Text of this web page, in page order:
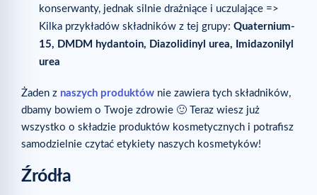
konserwanty, jednak silnie drażniące i uczulające =>
Kilka przykładów składników z tej grupy: Quaternium-
15, DMDM hydantoin, Diazolidinyl urea, Imidazonilyl
urea
Żaden z naszych produktów nie zawiera tych składników,
dbamy bowiem o Twoje zdrowie 🙂 Teraz wiesz już
wszystko o składzie produktów kosmetycznych i potrafisz
samodzielnie czytać etykiety naszych kosmetyków!
Źródła